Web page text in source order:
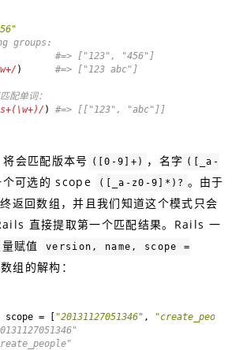
groups:
#=> ["123", "456"]
) #=> ["123 abc"]
配单词：
) #=> [["123", "abc"]]
将会匹配版本号 ([0-9]+) ，名字 ([_a-
个可选的 scope ([_a-z0-9]*)? 。由于
返回数组，并且我们知道这个模式只会
直接提取第一个匹配结果。Rails 一
赋值
version, name, scope =
组的解构：
scope = [ "20131127051346" , "create_people"